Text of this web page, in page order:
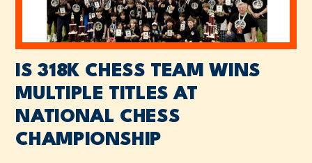
IS 318K CHESS TEAM WINS
MULTIPLE TITLES AT
NATIONAL CHESS
CHAMPIONSHIP